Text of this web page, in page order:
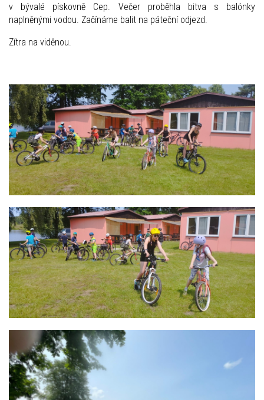
v bývalé pískovně Cep. Večer proběhla bitva s balónky
naplněnými vodou. Začínáme balit na páteční odjezd.
Zítra na viděnou.